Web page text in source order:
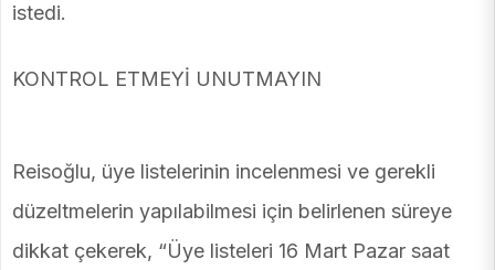
istedi.
KONTROL ETMEYİ UNUTMAYIN
Reisoğlu, üye listelerinin incelenmesi ve gerekli
düzeltmelerin yapılabilmesi için belirlenen süreye
dikkat çekerek, “Üye listeleri 16 Mart Pazar saat